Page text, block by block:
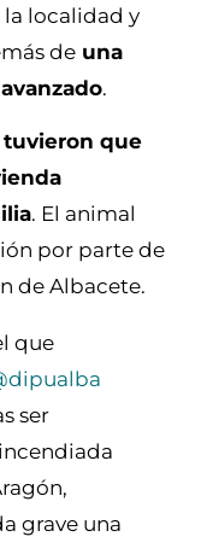
la localidad y
de una
.
tuvieron que
. El animal
por parte de
de Albacete.
que
ser
grave una